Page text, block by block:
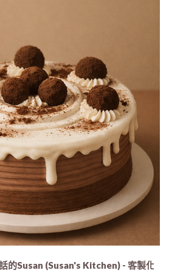
的Susan (Susan's Kitchen) - 客製化